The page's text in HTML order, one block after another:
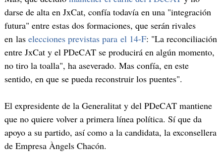
darse de alta en JxCat, confía todavía en una "integración
futura" entre estas dos formaciones, que serán rivales
en las elecciones previstas para el 14-F: "La reconciliación
entre JxCat y el PDeCAT se producirá en algún momento,
no tiro la toalla", ha aseverado. Mas confía, en este
sentido, en que se pueda reconstruir los puentes".
El expresidente de la Generalitat y del PDeCAT mantiene
que no quiere volver a primera línea política. Sí que da
apoyo a su partido, así como a la candidata, la exconsellera
de Empresa Àngels Chacón.